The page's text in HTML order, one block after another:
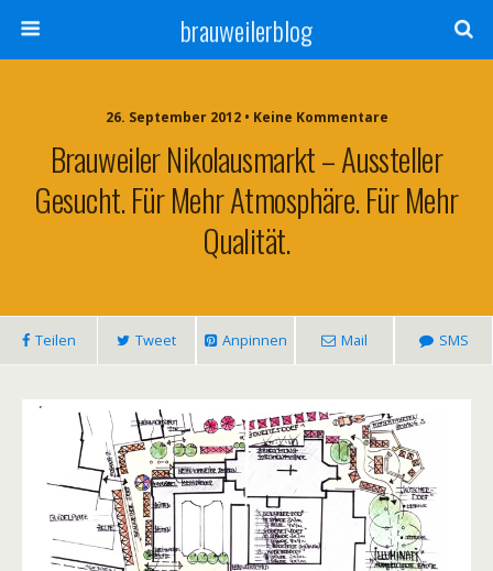
brauweilerblog
26. September 2012 • Keine Kommentare
Brauweiler Nikolausmarkt – Aussteller
Gesucht. Für Mehr Atmosphäre. Für Mehr
Qualität.
Teilen Tweet Anpinnen Mail SMS